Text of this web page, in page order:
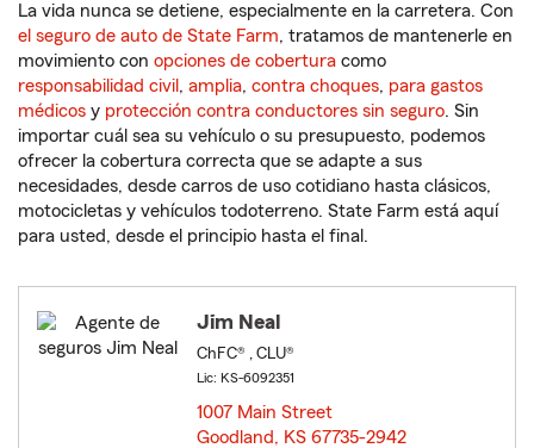
La vida nunca se detiene, especialmente en la carretera. Con
el seguro de auto de State Farm, tratamos de mantenerle en
movimiento con opciones de cobertura como
responsabilidad civil , amplia, contra choques, para gastos
médicos y protección contra conductores sin seguro. Sin
importar cuál sea su vehículo o su presupuesto, podemos
ofrecer la cobertura correcta que se adapte a sus
necesidades, desde carros de uso cotidiano hasta clásicos,
motocicletas y vehículos todoterreno. State Farm está aquí
para usted, desde el principio hasta el final.
Jim Neal
ChFC® , CLU®
Lic: KS-6092351
1007 Main Street
Goodland, KS 67735-2942